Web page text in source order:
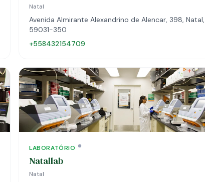
Natal
Avenida Almirante Alexandrino de Alencar, 398, Natal,
59031-350
+558432154709
LABORATÓRIO
Natallab
Natal